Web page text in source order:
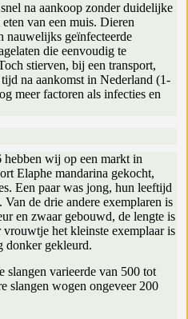
na aankoop zonder duidelijke
van een muis. Dieren
nauwelijks geïnfecteerde
die eenvoudig te
stierven, bij een transport,
na aankomst in Nederland (1-
meer factoren als infecties en
wij op een markt in
Elaphe mandarina gekocht,
Een paar was jong, hun leeftijd
de drie andere exemplaren is
en zwaar gebouwd, de lengte is
vrouwtje het kleinste exemplaar is
donker gekleurd.
slangen varieerde van 500 tot
slangen wogen ongeveer 200